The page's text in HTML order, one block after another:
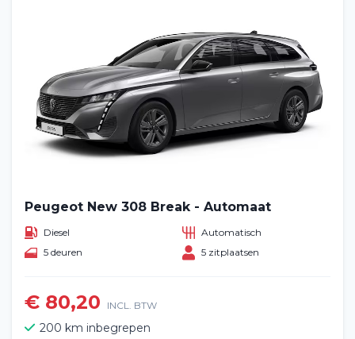
Peugeot New 308 Break - Automaat
Diesel
Automatisch
5 deuren
5 zitplaatsen
€ 80,20 INCL. BTW
200 km inbegrepen